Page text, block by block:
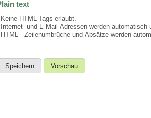
text
Keine HTML-Tags erlaubt.
Internet- und E-Mail-Adressen werden automatisch
HTML - Zeilenumbrüche und Absätze werden